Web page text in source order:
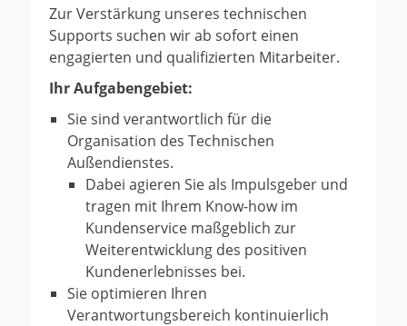
Zur Verstärkung unseres technischen
Supports suchen wir ab sofort einen
engagierten und qualifizierten Mitarbeiter.
Ihr Aufgabengebiet:
Sie sind verantwortlich für die
Organisation des Technischen
Außendienstes.
Dabei agieren Sie als Impulsgeber und
tragen mit Ihrem Know-how im
Kundenservice maßgeblich zur
Weiterentwicklung des positiven
Kundenerlebnisses bei.
Sie optimieren Ihren
Verantwortungsbereich kontinuierlich